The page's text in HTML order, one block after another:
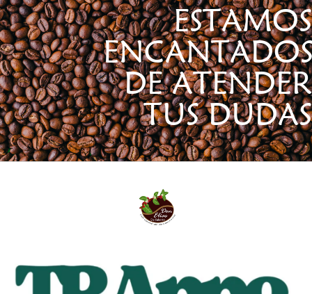
ESTAMOS
DE ATENDER
TUS DUDAS